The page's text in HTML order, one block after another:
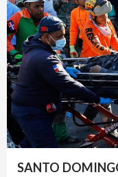
SANTO